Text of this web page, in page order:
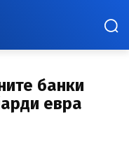
банки
евра